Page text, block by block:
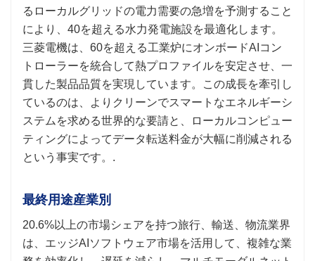
るローカルグリッドの電力需要の急増を予測すること
により、40を超える水力発電施設を最適化します。
三菱電機は、60を超える工業炉にオンボードAIコン
トローラーを統合して熱プロファイルを安定させ、一
貫した製品品質を実現しています。この成長を牽引し
ているのは、よりクリーンでスマートなエネルギーシ
ステムを求める世界的な要請と、ローカルコンピュー
ティングによってデータ転送料金が大幅に削減される
という事実です。.
最終用途産業別
20.6%以上の市場シェアを持つ旅行、輸送、物流業界
は、エッジAIソフトウェア市場を活用して、複雑な業